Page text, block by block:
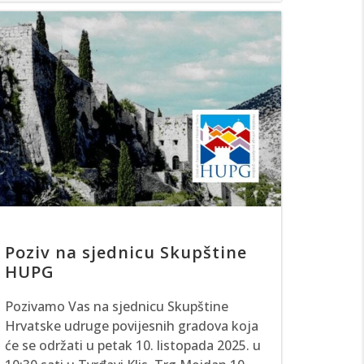
Poziv na sjednicu Skupštine
HUPG
Pozivamo Vas na sjednicu Skupštine
Hrvatske udruge povijesnih gradova koja
će se održati u petak 10. listopada 2025. u